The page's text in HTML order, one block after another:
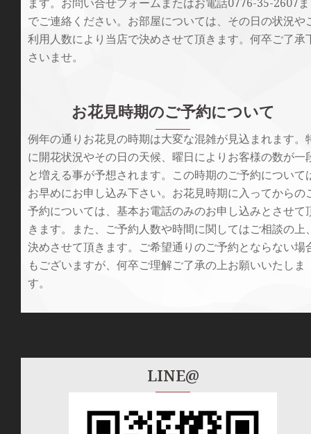
でご連絡ください。お部屋については、その日の状況や
利用人数により当店で決めさせて頂きます。何卒ご了承
さいませ。
お花見時期のご予約について
例年の通りお花見の時期は大変な混雑が見込まれます。
に開花状況やその日の天候、曜日によりお客様の数が一
と増える事が予想されます。この時期のご予約について
お早めにお申し込み下さい。お花見時期に入ってからの
予約については、基本お電話のみのお申し込みとさせて
きます。また、ご予約人数や時間に関してはご相談の上
決めさせて頂きます。ご希望通りのご予約とならない場
もございますが、何卒ご理解ご了承の上お願いいたしま
す。
LINE@